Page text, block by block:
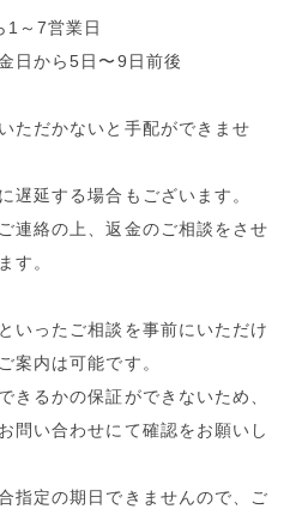
1～7営業日
日から5日〜9日前後
ただかないと手配ができませ
延する場合もございます。
連絡の上、返金のご相談をさせ
す。
いったご相談を事前にいただけ
案内は可能です。
るかの保証ができないため、
問い合わせにて確認をお願いし
指定の期日できませんので、ご